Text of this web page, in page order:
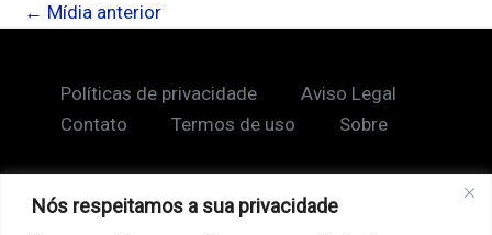
Nós respeitamos a sua privacidade
← Mídia anterior
Políticas de privacidade
Aviso Legal
Contato
Termos de uso Sobre